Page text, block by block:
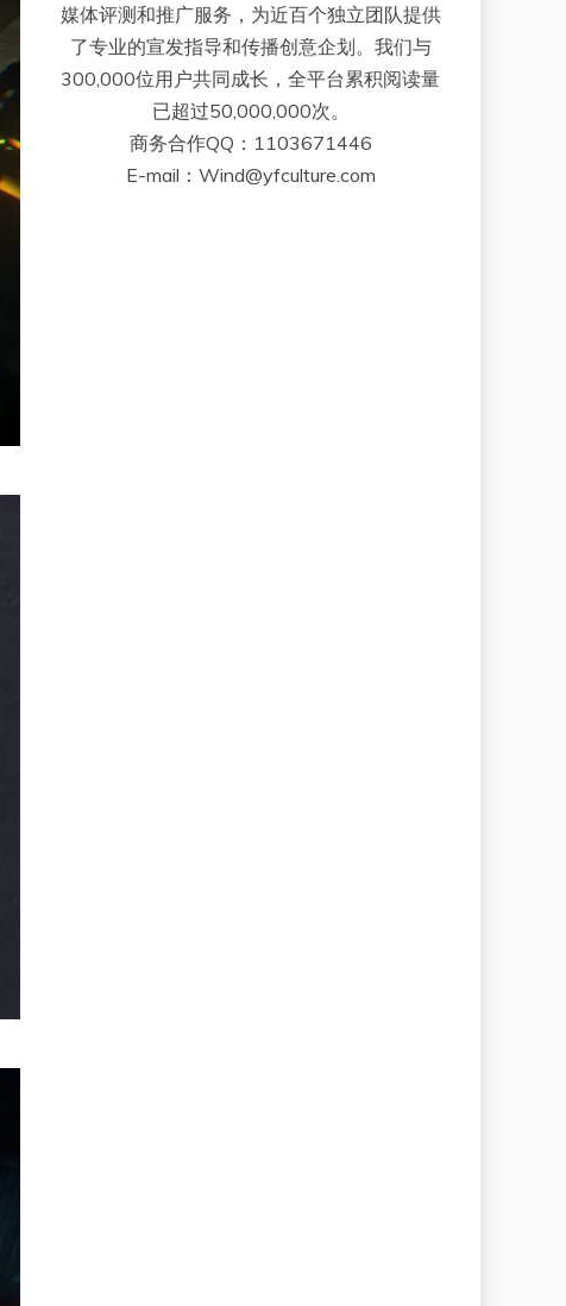
媒体评测和推广服务，为近百个独立团队提供
了专业的宣发指导和传播创意企划。我们与
300,000位用户共同成长，全平台累积阅读量
已超过50,000,000次。
商务合作QQ：1103671446
E-mail：Wind@yfculture.com